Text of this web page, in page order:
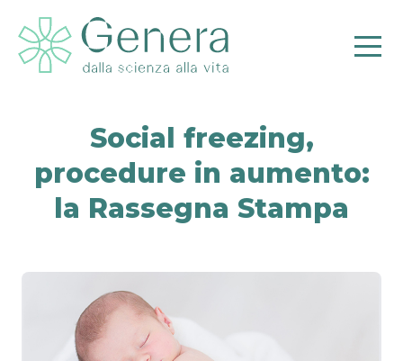
Social freezing,
procedure in aumento:
la Rassegna Stampa